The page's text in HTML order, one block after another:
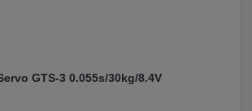
GTS-3 0.055s/30kg/8.4V